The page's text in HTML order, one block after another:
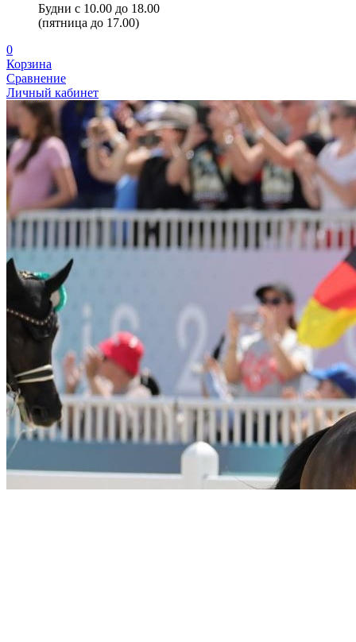
Будни с 10.00 до 18.00
(пятница до 17.00)
0
Корзина
Сравнение
Личный кабинет